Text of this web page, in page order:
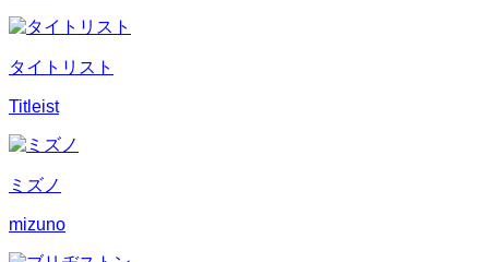
タイトリスト
Titleist
ミズノ
mizuno